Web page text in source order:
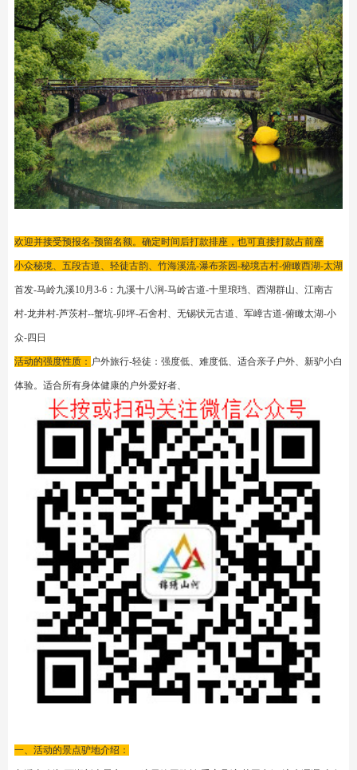
欢迎并接受预报名-预留名额。确定时间后打款排座，也可直接打款占前座
小众秘境、五段古道、轻徒古韵、竹海溪流-瀑布茶园-秘境古村-俯瞰西湖-太湖
首发-马岭九溪10月3-6：九溪十八涧-马岭古道-十里琅珰、西湖群山、江南古
村-龙井村-芦茨村--蟹坑-卯坪-石舍村、无锡状元古道、军嶂古道-俯瞰太湖-小
众-四日
活动的强度性质： 户外旅行-轻徒：强度低、难度低、适合亲子户外、新驴小白
体验。适合所有身体健康的户外爱好者、
一、活动的景点驴地介绍：